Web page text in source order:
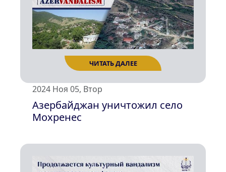
2024 Ноя 05, Втор
Азербайджан уничтожил село
Мохренес